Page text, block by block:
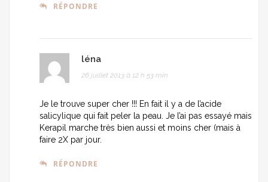
RÉPONDRE
léna
26 juillet 2013 à 12 h 53 min
Je le trouve super cher !!! En fait il y a de l’acide
salicylique qui fait peler la peau. Je l’ai pas essayé mais
Kerapil marche très bien aussi et moins cher (mais à
faire 2X par jour.
RÉPONDRE